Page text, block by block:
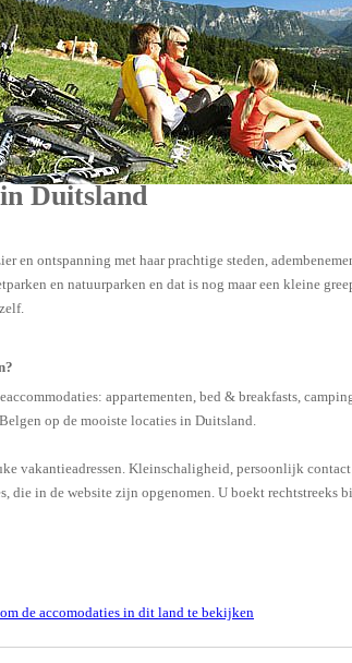
Duitsland
en ontspanning met haar prachtige steden,
en natuurparken en dat is nog maar een kleine
appartementen, bed & breakfasts,
op de mooiste locaties in Duitsland.
vakantieadressen. Kleinschaligheid, persoonlijk
die in de website zijn opgenomen. U boekt rechtstreeks
de accomodaties in dit land te bekijken